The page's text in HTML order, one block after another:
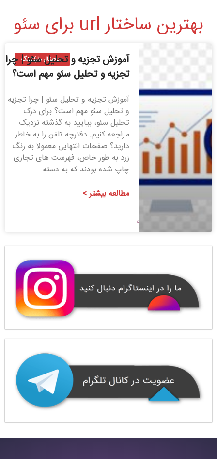
بهترین ساختار url برای سئو
دیجیتال مارکتینگ
آموزش تجزیه و تحلیل سئو | چرا
تجزیه و تحلیل سئو مهم است؟
آموزش تجزیه و تحلیل سئو | چرا تجزیه
و تحلیل سئو مهم است؟ برای درک
تحلیل سئو، بیایید به گذشته نزدیک
مراجعه کنیم. دفترچه تلفن را به خاطر
دارید؟ صفحات انتهایی معمولا به رنگ
زرد به طور خاص، فهرست های تجاری
چاپ شده بودند که به دسته
مطالعه بیشتر >
بدون دیدگاه